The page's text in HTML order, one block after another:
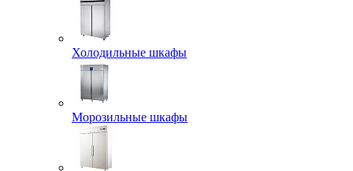
Холодильные шкафы
Морозильные шкафы